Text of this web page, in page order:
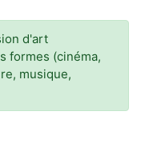
d'art
formes (cinéma,
musique,